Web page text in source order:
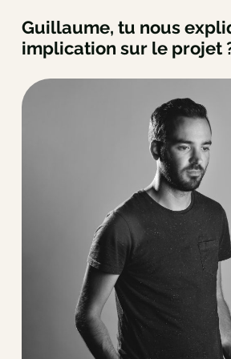
Guillaume, tu nous
implication sur le projet